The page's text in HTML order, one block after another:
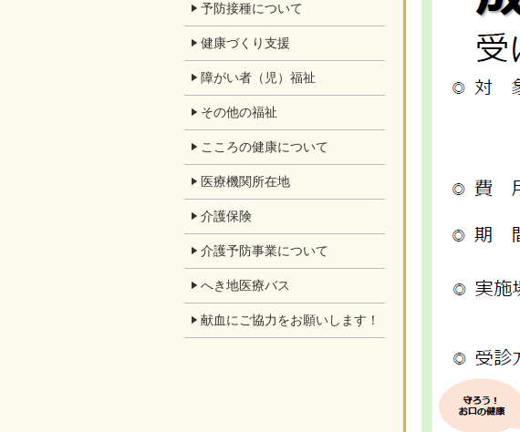
予防接種について
健康づくり支援
障がい者（児）福祉
その他の福祉
こころの健康について
医療機関所在地
介護保険
介護予防事業について
へき地医療バス
献血にご協力をお願いします！